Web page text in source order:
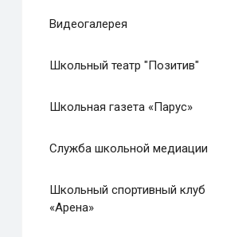
Видеогалерея
Школьный театр "Позитив"
Школьная газета «Парус»
Служба школьной медиации
Школьный спортивный клуб
«Арена»